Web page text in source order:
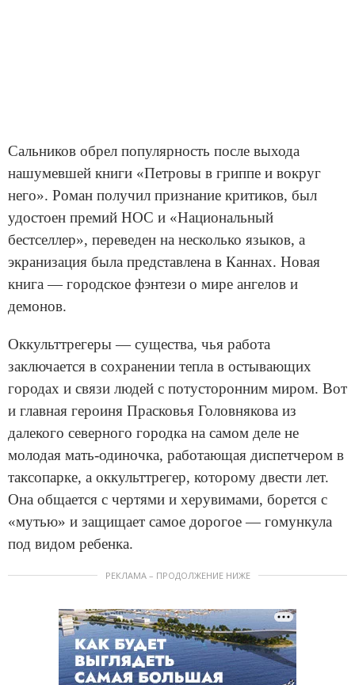
Сальников обрел популярность после выхода
нашумевшей книги «Петровы в гриппе и вокруг
него». Роман получил признание критиков, был
удостоен премий НОС и «Национальный
бестселлер», переведен на несколько языков, а
экранизация была представлена в Каннах. Новая
книга — городское фэнтези о мире ангелов и
демонов.
Оккульттрегеры — существа, чья работа
заключается в сохранении тепла в остывающих
городах и связи людей с потусторонним миром. Вот
и главная героиня Прасковья Головнякова из
далекого северного городка на самом деле не
молодая мать-одиночка, работающая диспетчером в
таксопарке, а оккульттрегер, которому двести лет.
Она общается с чертями и херувимами, борется с
«мутью» и защищает самое дорогое — гомункула
под видом ребенка.
РЕКЛАМА – ПРОДОЛЖЕНИЕ НИЖЕ